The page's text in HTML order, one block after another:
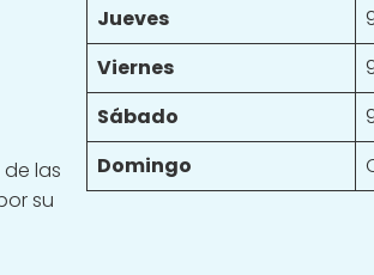
las
su
Jueves
Viernes
Sábado
Domingo